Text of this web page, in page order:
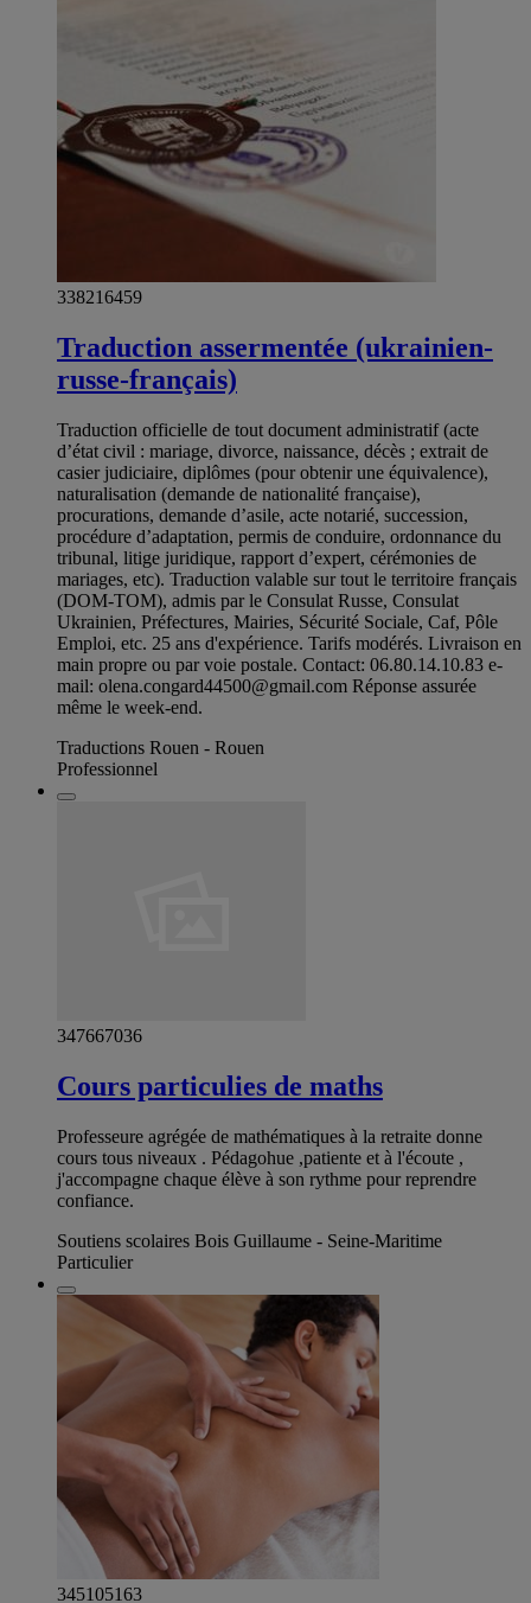
338216459
Traduction assermentée (ukrainien-
russe-français)
Traduction officielle de tout document administratif (acte
d’état civil : mariage, divorce, naissance, décès ; extrait de
casier judiciaire, diplômes (pour obtenir une équivalence),
naturalisation (demande de nationalité française),
procurations, demande d’asile, acte notarié, succession,
procédure d’adaptation, permis de conduire, ordonnance du
tribunal, litige juridique, rapport d’expert, cérémonies de
mariages, etc). Traduction valable sur tout le territoire français
(DOM-TOM), admis par le Consulat Russe, Consulat
Ukrainien, Préfectures, Mairies, Sécurité Sociale, Caf, Pôle
Emploi, etc. 25 ans d'expérience. Tarifs modérés. Livraison en
main propre ou par voie postale. Contact: 06.80.14.10.83 e-
mail: olena.congard44500@gmail.com Réponse assurée
même le week-end.
Traductions Rouen - Rouen
Professionnel
347667036
Cours particulies de maths
Professeure agrégée de mathématiques à la retraite donne
cours tous niveaux . Pédagohue ,patiente et à l'écoute ,
j'accompagne chaque élève à son rythme pour reprendre
confiance.
Soutiens scolaires Bois Guillaume - Seine-Maritime
Particulier
345105163